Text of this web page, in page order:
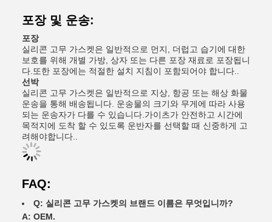
포장 및 운송:
포장
실리콘 고무 가스켓은 일반적으로 먼지, 더럽고 습기에 대한
보호를 위해 개별 가방, 상자 또는 다른 포장 재료로 포장됩니
다.또한 포장에는 적절한 설치 지침이 포함되어야 합니다..
선박
실리콘 고무 가스켓은 일반적으로 지상, 항공 또는 해상 화물
운송을 통해 배송됩니다. 운송물의 크기와 무게에 따라 사용
되는 운송자가 다를 수 있습니다.가이츠가 안전하고 시간에
목적지에 도착 할 수 있도록 운반자를 선택할 때 신중하게 고
려해야합니다..
FAQ:
Q: 실리콘 고무 가스켓의 브랜드 이름은 무엇입니까?
A: OEM.